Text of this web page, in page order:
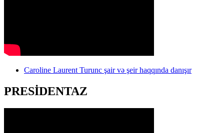
Caroline Laurent Turunc şair və şeir haqqında danışır
PRESİDENTAZ